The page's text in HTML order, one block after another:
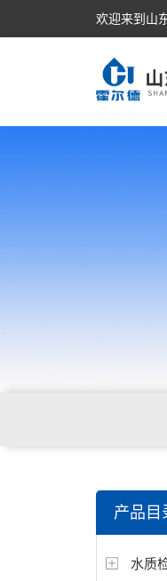
欢迎来到山
试仪，定氮
产品目
水质